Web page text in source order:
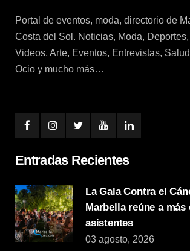
Portal de eventos, moda, directorio de
Costa del Sol. Noticias, Moda,
Videos, Arte, Eventos, Entrevistas,
Ocio y mucho más…
Entradas Recientes
La Gala Contra el
Marbella reúne a más
asistentes
03 agosto, 2026